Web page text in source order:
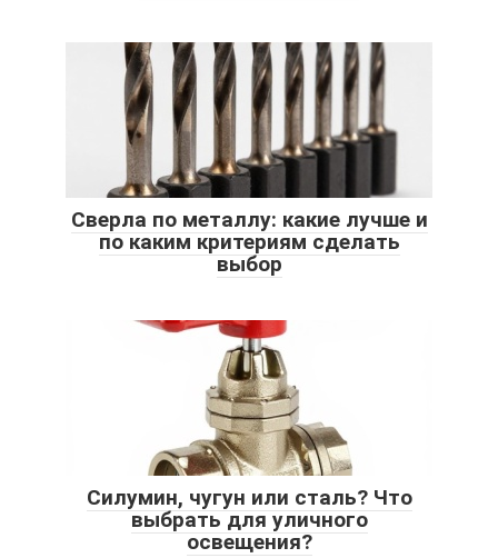
Сверла по металлу: какие лучше и
по каким критериям сделать
выбор
Силумин, чугун или сталь? Что
выбрать для уличного
освещения?